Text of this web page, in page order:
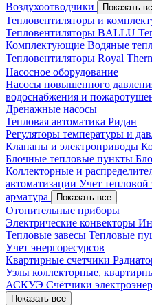
Воздухоотводчики
Показать
Тепловентиляторы и
Тепловентиляторы BALLU
Комплектующие Водяные
Тепловентиляторы Royal
Насосное оборудование
Насосы повышенного
водоснабжения и
Дренажные насосы
Тепловая автоматика Ридан
Регуляторы температуры и
Клапаны и электроприводы
Блочные тепловые пункты
Коллекторные и
автоматизации Учет тепловой
арматура
Показать все
Отопительные приборы
Электрические конвекторы
Тепловые завесы Тепловые
Учет энергоресурсов
Квартирные счетчики
Узлы коллекторные,
АСКУЭ Счётчики
Показать все